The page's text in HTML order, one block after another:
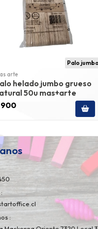
Palo jumbo
arte
helado jumbo grueso
50u mas+arte
900